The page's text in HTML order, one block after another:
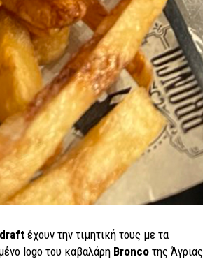
έχουν την τιμητική τους με τα
logo του καβαλάρη Bronco της Άγριας